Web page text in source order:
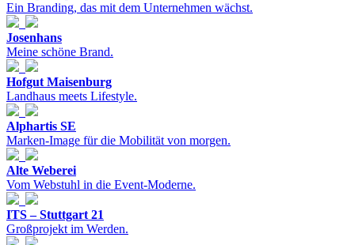
Ein Branding, das mit dem Unternehmen wächst.
Josenhans
Meine schöne Brand.
Hofgut Maisenburg
Landhaus meets Lifestyle.
Alphartis SE
Marken-Image für die Mobilität von morgen.
Alte Weberei
Vom Webstuhl in die Event-Moderne.
ITS – Stuttgart 21
Großprojekt im Werden.